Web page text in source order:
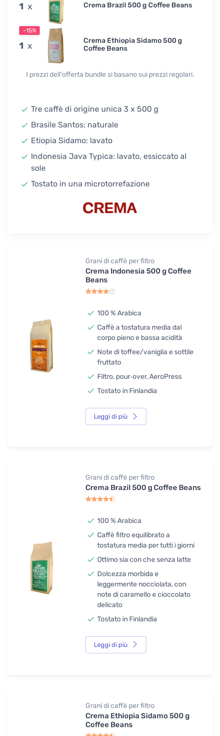
1 x Crema Brazil 500 g Coffee Beans
-15%
1 x
Crema Ethiopia Sidamo 500 g
Coffee Beans
I prezzi dell'offerta bundle si basano sui prezzi regolari.
Tre caffè di origine unica 3 x 500 g
Brasile Santos: naturale
Etiopia Sidamo: lavato
Indonesia Java Typica: lavato, essiccato al
sole
Tostato in una microtorrefazione
Grani di caffè per filtro
Crema Indonesia 500 g Coffee
Beans
100 % Arabica
Caffè a tostatura media dal
corpo pieno e bassa acidità
Note di toffee/vaniglia e sottile
fruttato
Filtro, pour‑over, AeroPress
Tostato in Finlandia
Leggi di più
Grani di caffè per filtro
Crema Brazil 500 g Coffee Beans
100 % Arabica
Caffè filtro equilibrato a
tostatura media per tutti i giorni
Ottimo sia con che senza latte
Dolcezza morbida e
leggermente nocciolata, con
note di caramello e cioccolato
delicato
Tostato in Finlandia
Leggi di più
Grani di caffè per filtro
Crema Ethiopia Sidamo 500 g
Coffee Beans